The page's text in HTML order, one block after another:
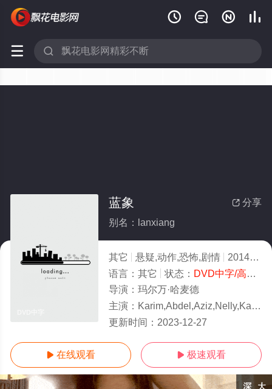
   
 
 分享
蓝象
别名：lanxiang
其它 悬疑,动作,恐怖,剧情 2014
1.0
语言： 其它 状态： DVD中字/高清
导演： 玛尔万·哈麦德
主演： Karim,Abdel,Aziz,Nelly,Karim,Mohamed,Mamdouh
更新时间： 2023-12-27
 在线观看  极速观看